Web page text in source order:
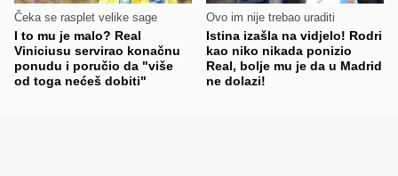
Čeka se rasplet velike sage
I to mu je malo? Real
Viniciusu servirao konačnu
ponudu i poručio da "više
od toga nećeš dobiti"
Ovo im nije trebao uraditi
Istina izašla na vidjelo! Rodri
kao niko nikada ponizio
Real, bolje mu je da u Madrid
ne dolazi!